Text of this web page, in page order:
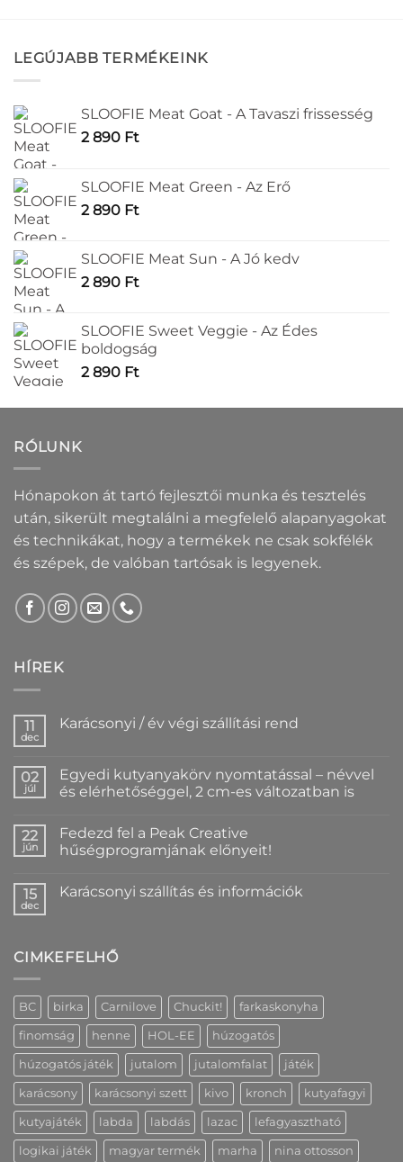
LEGÚJABB TERMÉKEINK
SLOOFIE Meat Goat - A Tavaszi frissesség
2 890 Ft
SLOOFIE Meat Green - Az Erő
2 890 Ft
SLOOFIE Meat Sun - A Jó kedv
2 890 Ft
SLOOFIE Sweet Veggie - Az Édes
boldogság
2 890 Ft
RÓLUNK
Hónapokon át tartó fejlesztői munka és tesztelés
után, sikerült megtalálni a megfelelő alapanyagokat
és technikákat, hogy a termékek ne csak sokfélék
és szépek, de valóban tartósak is legyenek.
HÍREK
11
dec
Karácsonyi / év végi szállítási rend
Karácsonyi
/
év
rend
bejegyzéshez
02
júl
Egyedi kutyanyakörv nyomtatással – névvel
és elérhetőséggel, 2 cm-es változatban is
a(z)
Egyedi
kutyanyakörv
névvel
es
változatban
22
jún
Fedezd fel a Peak Creative
hűségprogramjának előnyeit!
a(z)
Creative
hűségprogramjának
15
dec
Karácsonyi szállítás és információk
szállítás
CIMKEFELHŐ
BC birka Carnilove Chuckit! farkaskonyha
finomság henne HOL-EE húzogatós
húzogatós játék jutalom jutalomfalat játék
karácsony karácsonyi szett kivo kronch kutyafagyi
kutyajáték labda labdás lazac lefagyasztható
logikai játék magyar termék marha nina ottosson